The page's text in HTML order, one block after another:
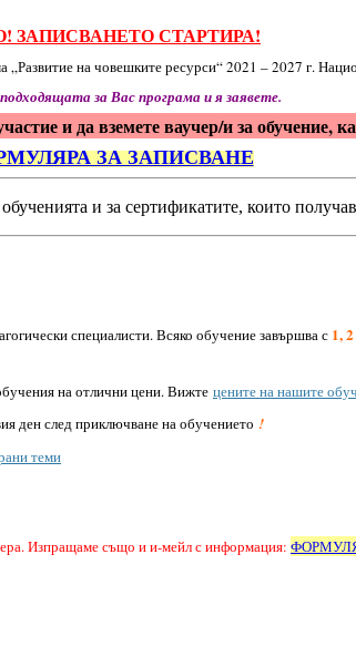
ЗАПИСВАНЕТО СТАРТИРА!
на човешките ресурси“ 2021 – 2027 г.
за Вас програма и я заявете.
и да вземете ваучер/и за обучение,
ЗА ЗАПИСВАНЕ
и за сертификатите, които
специалисти. Всяко обучение завършва с 1,
на отлични цени. Вижте цените на нашите
след приключване на обучението !
теми
Изпращаме също и и-мейл с информация: